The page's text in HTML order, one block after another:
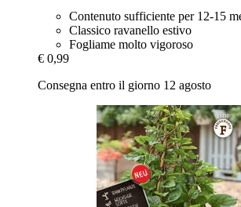
Contenuto sufficiente per 12-15
Classico ravanello estivo
Fogliame molto vigoroso
€ 0,99
Consegna entro il giorno 12 agosto